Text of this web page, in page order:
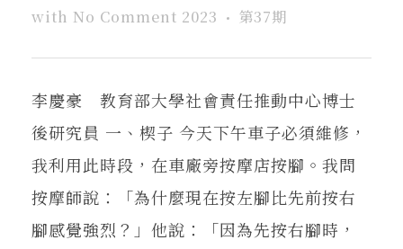
with No Comment 2023 第37期
李慶豪 教育部大學社會責任推動中心博士
後研究員 一、楔子 今天下午車子必須維修，
我利用此時段，在車廠旁按摩店按腳。我問
按摩師說：「為什麼現在按左腳比先前按右
腳感覺強烈？」他說：「因為先按右腳時，